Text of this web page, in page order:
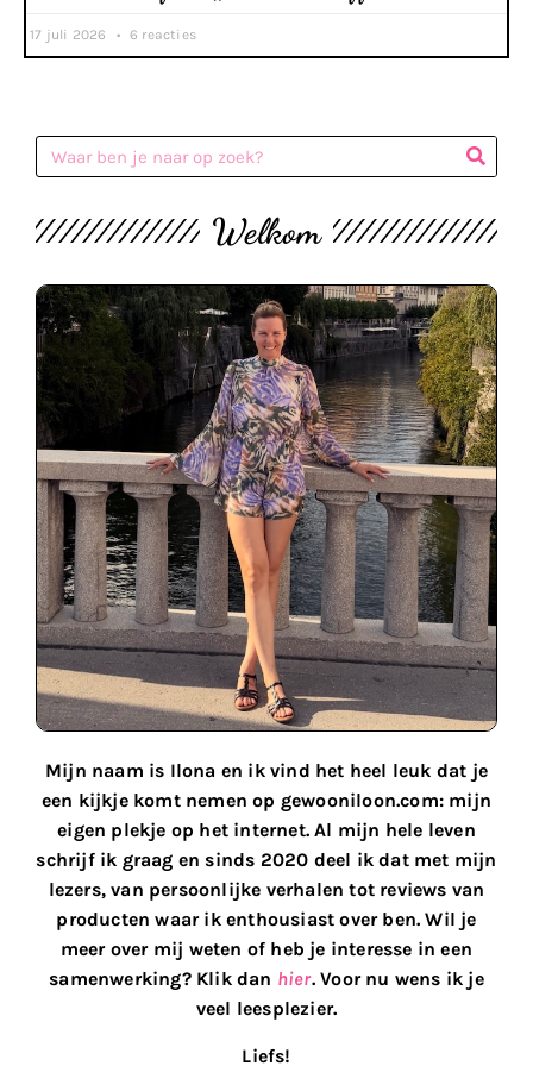
17 juli 2026 6 reacties
Welkom
Mijn naam is Ilona en ik vind het heel leuk dat je
een kijkje komt nemen op gewooniloon.com: mijn
eigen plekje op het internet. Al mijn hele leven
schrijf ik graag en sinds 2020 deel ik dat met mijn
lezers, van persoonlijke verhalen tot reviews van
producten waar ik enthousiast over ben. Wil je
meer over mij weten of heb je interesse in een
samenwerking? Klik dan hier. Voor nu wens ik je
veel leesplezier.
Liefs!